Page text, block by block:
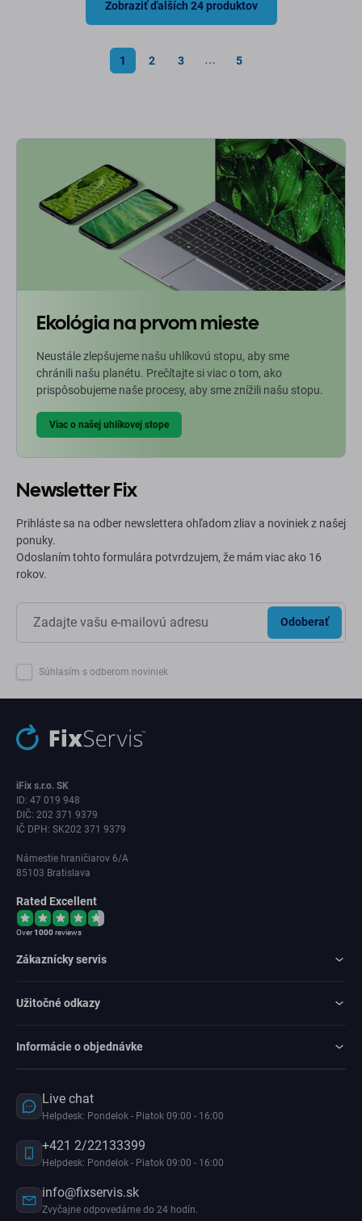
Zobraziť ďalších 24 produktov
1 2 3 ⋯ 5
Ekológia na prvom mieste
Neustále zlepšujeme našu uhlíkovú stopu, aby sme
chránili našu planétu. Prečítajte si viac o tom, ako
prispôsobujeme naše procesy, aby sme znížili našu stopu.
Viac o našej uhlíkovej stope
Newsletter Fix
Prihláste sa na odber newslettera ohľadom zliav a noviniek z našej
ponuky.
Odoslaním tohto formulára potvrdzujem, že mám viac ako 16
rokov.
Odoberať
Súhlasím s odberom noviniek
iFix s.r.o. SK
ID: 47 019 948
DIČ: 202 371 9379
IČ DPH: SK202 371 9379
Námestie hraničiarov 6/A
85103 Bratislava
Rated Excellent
Over1000reviews
Zákaznícky servis
Užitočné odkazy
Informácie o objednávke
Live chat
Helpdesk: Pondelok - Piatok 09:00 - 16:00
+421 2/22133399
Helpdesk: Pondelok - Piatok 09:00 - 16:00
info@fixservis.sk
Zvyčajne odpovedáme do 24 hodín.